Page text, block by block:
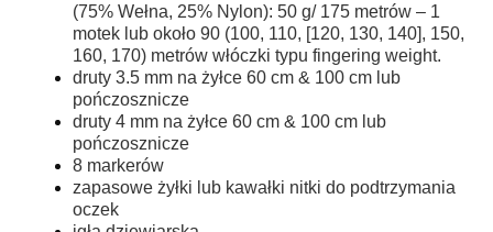
(75% Wełna, 25% Nylon): 50 g/ 175 metrów – 1
motek lub około 90 (100, 110, [120, 130, 140], 150,
160, 170) metrów włóczki typu fingering weight.
druty 3.5 mm na żyłce 60 cm & 100 cm lub
pończosznicze
druty 4 mm na żyłce 60 cm & 100 cm lub
pończosznicze
8 markerów
zapasowe żyłki lub kawałki nitki do podtrzymania
oczek